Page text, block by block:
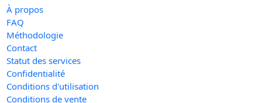
À propos
FAQ
Méthodologie
Contact
Statut des services
Confidentialité
Conditions d'utilisation
Conditions de vente